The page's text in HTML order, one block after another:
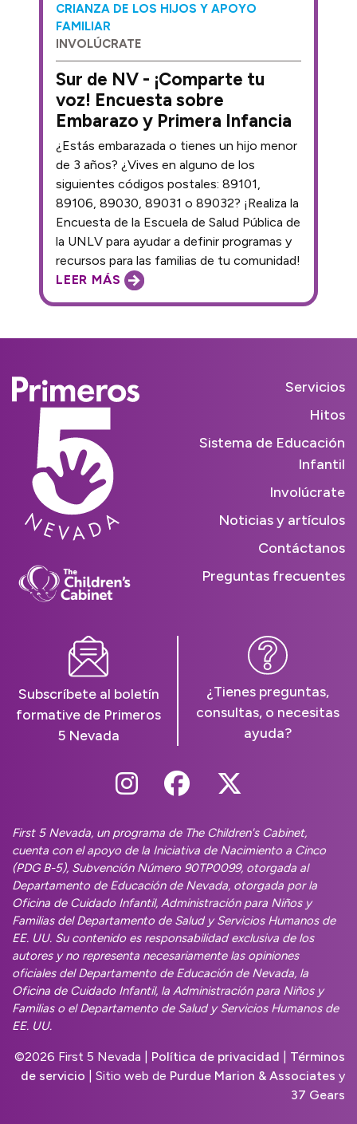
CRIANZA DE LOS HIJOS Y APOYO
FAMILIAR
INVOLÚCRATE
Sur de NV - ¡Comparte tu
voz! Encuesta sobre
Embarazo y Primera Infancia
LEER MÁS
¿Estás embarazada o tienes un hijo menor
de 3 años? ¿Vives en alguno de los
siguientes códigos postales: 89101,
89106, 89030, 89031 o 89032? ¡Realiza la
Encuesta de la Escuela de Salud Pública de
la UNLV para ayudar a definir programas y
recursos para las familias de tu comunidad!
Servicios
Hitos
Sistema de Educación
Infantil
Involúcrate
Noticias y artículos
Contáctanos
Preguntas frecuentes
Subscríbete al boletín
formative de Primeros
5 Nevada
¿Tienes preguntas,
consultas, o necesitas
ayuda?
Follow Us On
Follow Us On
Follow Us
First 5 Nevada, un programa de The Children's Cabinet,
cuenta con el apoyo de la Iniciativa de Nacimiento a Cinco
(PDG B-5), Subvención Número 90TP0099, otorgada al
Departamento de Educación de Nevada, otorgada por la
Oficina de Cuidado Infantil, Administración para Niños y
Familias del Departamento de Salud y Servicios Humanos de
EE. UU. Su contenido es responsabilidad exclusiva de los
autores y no representa necesariamente las opiniones
oficiales del Departamento de Educación de Nevada, la
Oficina de Cuidado Infantil, la Administración para Niños y
Familias o el Departamento de Salud y Servicios Humanos de
EE. UU.
©2026 First 5 Nevada | Política de privacidad
Términos
de servicio | Sitio web de Purdue Marion & Associates y
37 Gears